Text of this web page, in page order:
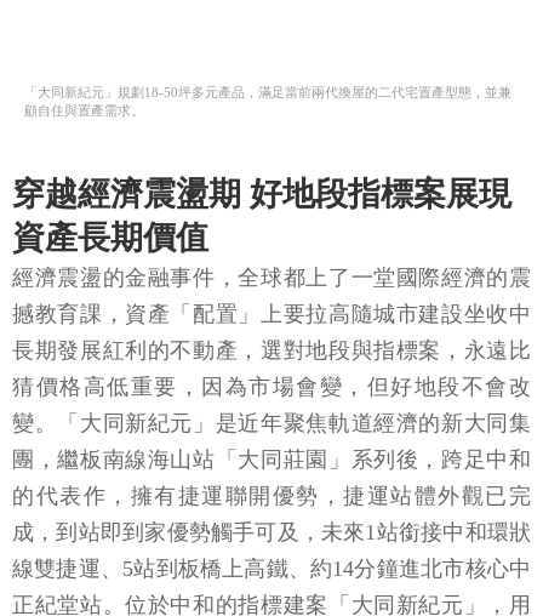
「大同新紀元」規劃18-50坪多元產品，滿足當前兩代換屋的二代宅置產型態，並兼
顧自住與置產需求。
穿越經濟震盪期 好地段指標案展現
資產長期價值
經濟震盪的金融事件，全球都上了一堂國際經濟的震
撼教育課，資產「配置」上要拉高隨城市建設坐收中
長期發展紅利的不動產，選對地段與指標案，永遠比
猜價格高低重要，因為市場會變，但好地段不會改
變。「大同新紀元」是近年聚焦軌道經濟的新大同集
團，繼板南線海山站「大同莊園」系列後，跨足中和
的代表作，擁有捷運聯開優勢，捷運站體外觀已完
成，到站即到家優勢觸手可及，未來1站銜接中和環狀
線雙捷運、5站到板橋上高鐵、約14分鐘進北市核心中
正紀堂站。位於中和的指標建案「大同新紀元」，用